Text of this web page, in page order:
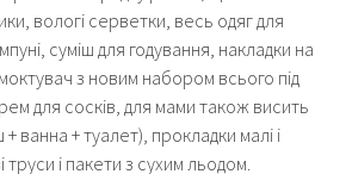
вологі серветки, весь одяг для
суміш для годування, накладки на
з новим набором всього під
для сосків, для мами також висить
+ ванна + туалет), прокладки малі і
труси і пакети з сухим льодом.